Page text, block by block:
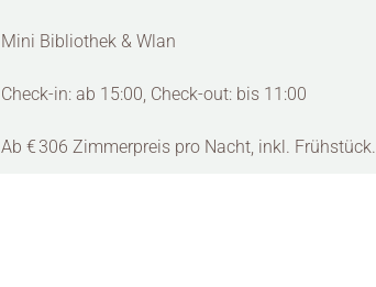
Mini Bibliothek & Wlan
Check-in: ab 15:00, Check-out: bis 11:00
Ab € 306 Zimmerpreis pro Nacht, inkl. Frühstück.